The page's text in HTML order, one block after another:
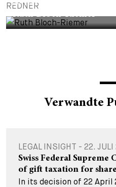
REDNER
PARTNER
Ruth Bloch-Riemer
Verwandte
LEGAL INSIGHT - 22.
Swiss Federal
of gift taxation for
In its decision of 22 April